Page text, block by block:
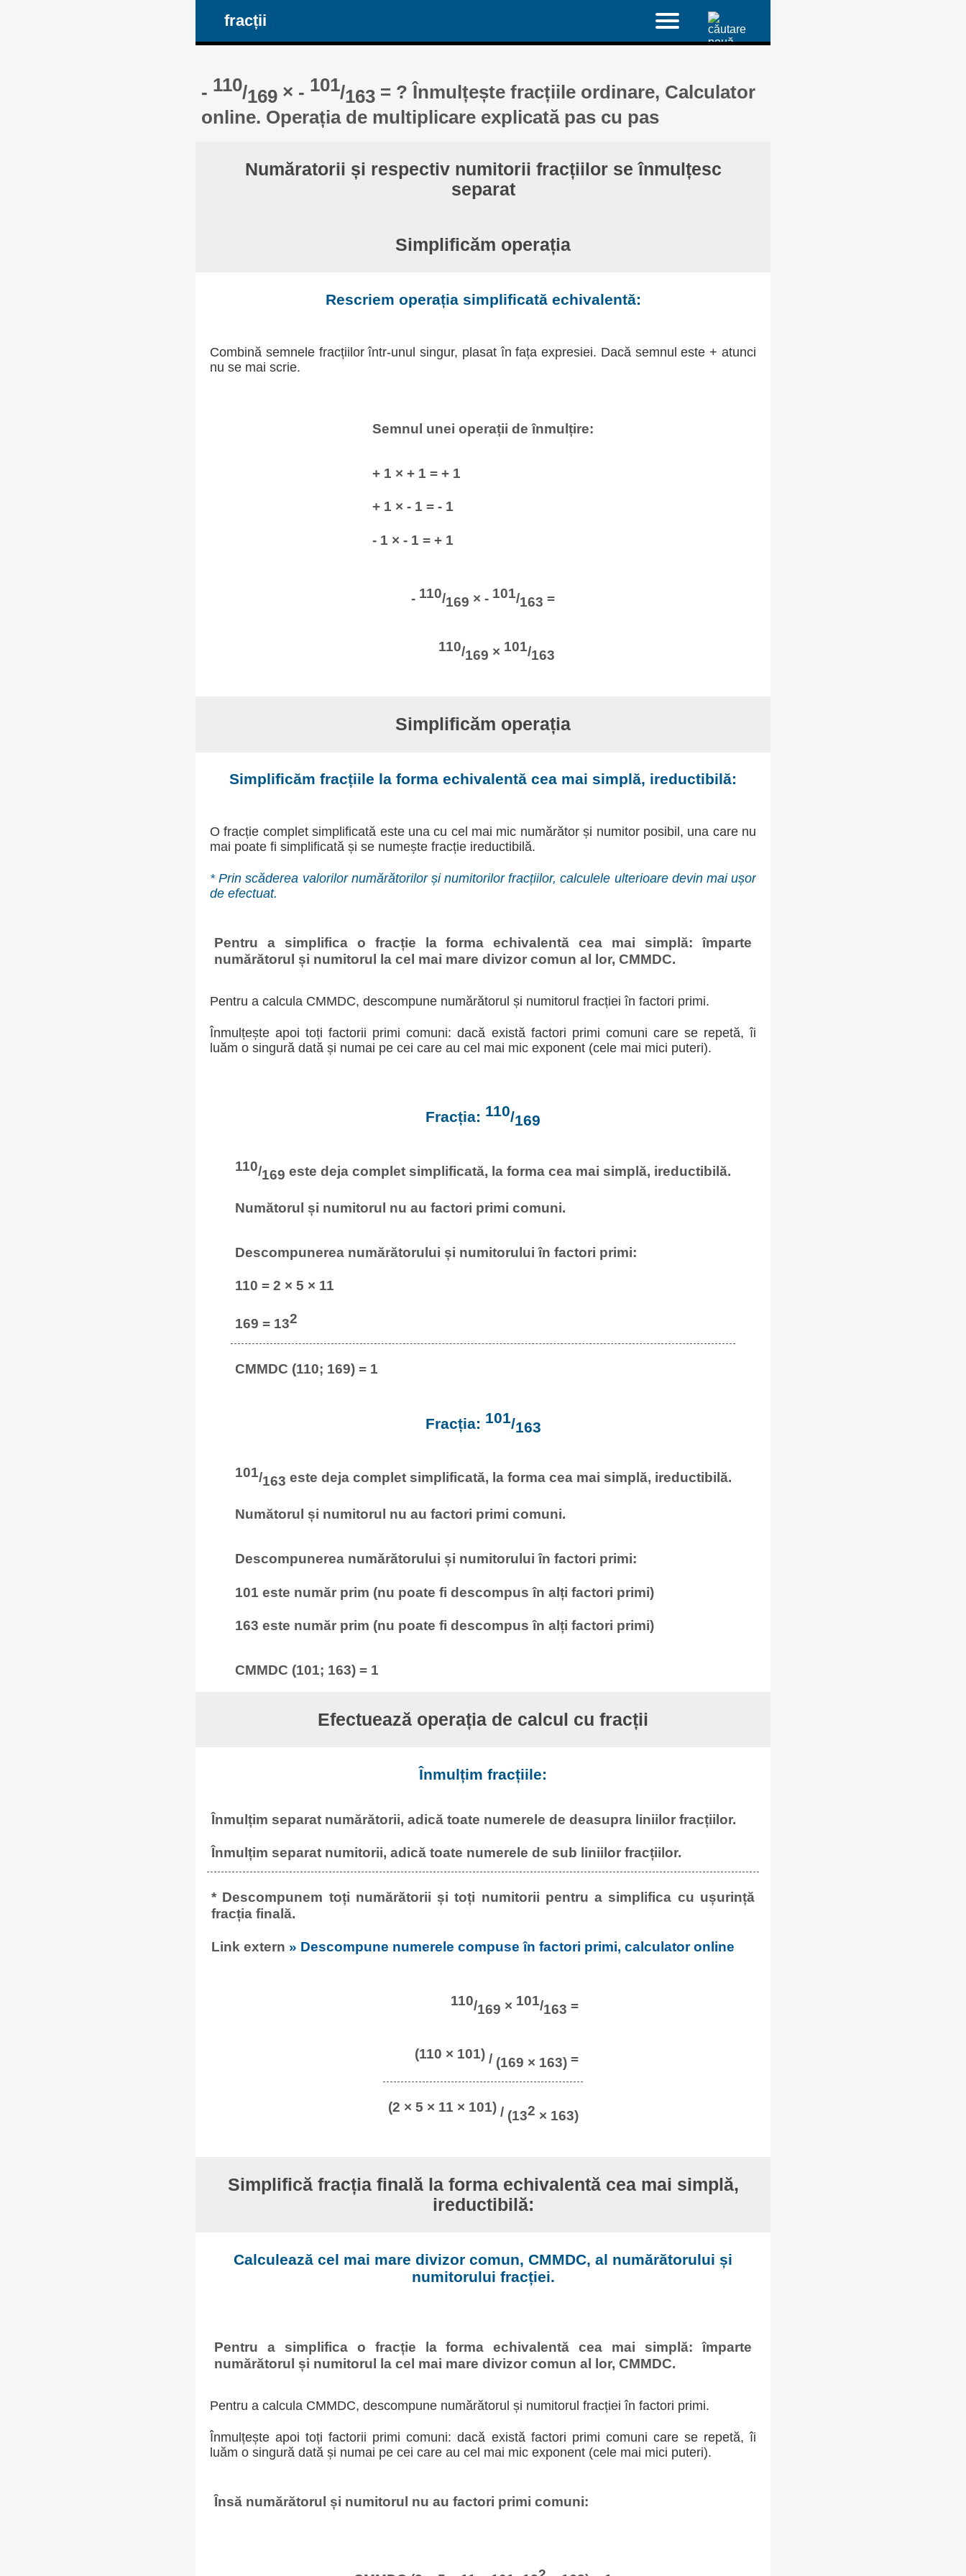
fracții
- 110/169 × - 101/163 = ? Înmulțește fracțiile ordinare, Calculator
online. Operația de multiplicare explicată pas cu pas
Număratorii și respectiv numitorii fracțiilor se înmulțesc
separat
Simplificăm operația
Rescriem operația simplificată echivalentă:
Combină semnele fracțiilor într-unul singur, plasat în fața expresiei. Dacă semnul este + atunci
nu se mai scrie.
Semnul unei operații de înmulțire:
+ 1 × + 1 = + 1
+ 1 × - 1 = - 1
- 1 × - 1 = + 1
- 110/169 × - 101/163 =
110/169 × 101/163
Simplificăm operația
Simplificăm fracțiile la forma echivalentă cea mai simplă, ireductibilă:
O fracție complet simplificată este una cu cel mai mic numărător și numitor posibil, una care nu
mai poate fi simplificată și se numește fracție ireductibilă.
* Prin scăderea valorilor numărătorilor și numitorilor fracțiilor, calculele ulterioare devin mai ușor
de efectuat.
Pentru a simplifica o fracție la forma echivalentă cea mai simplă: împarte
numărătorul și numitorul la cel mai mare divizor comun al lor, CMMDC.
Pentru a calcula CMMDC, descompune numărătorul și numitorul fracției în factori primi.
Înmulțește apoi toți factorii primi comuni: dacă există factori primi comuni care se repetă, îi
luăm o singură dată și numai pe cei care au cel mai mic exponent (cele mai mici puteri).
Fracția: 110/169
110/169 este deja complet simplificată, la forma cea mai simplă, ireductibilă.
Numătorul și numitorul nu au factori primi comuni.
Descompunerea numărătorului și numitorului în factori primi:
110 = 2 × 5 × 11
169 = 132
CMMDC (110; 169) = 1
Fracția: 101/163
101/163 este deja complet simplificată, la forma cea mai simplă, ireductibilă.
Numătorul și numitorul nu au factori primi comuni.
Descompunerea numărătorului și numitorului în factori primi:
101 este număr prim (nu poate fi descompus în alți factori primi)
163 este număr prim (nu poate fi descompus în alți factori primi)
CMMDC (101; 163) = 1
Efectuează operația de calcul cu fracții
Înmulțim fracțiile:
Înmulțim separat numărătorii, adică toate numerele de deasupra liniilor fracțiilor.
Înmulțim separat numitorii, adică toate numerele de sub liniilor fracțiilor.
* Descompunem toți numărătorii și toți numitorii pentru a simplifica cu ușurință
fracția finală.
Link extern » Descompune numerele compuse în factori primi, calculator online
110/169 × 101/163 =
(110 × 101)/ (169 × 163)=
(2 × 5 × 11 × 101)/ (132 × 163)
Simplifică fracția finală la forma echivalentă cea mai simplă,
ireductibilă:
Calculează cel mai mare divizor comun, CMMDC, al numărătorului și
numitorului fracției.
Pentru a simplifica o fracție la forma echivalentă cea mai simplă: împarte
numărătorul și numitorul la cel mai mare divizor comun al lor, CMMDC.
Pentru a calcula CMMDC, descompune numărătorul și numitorul fracției în factori primi.
Înmulțește apoi toți factorii primi comuni: dacă există factori primi comuni care se repetă, îi
luăm o singură dată și numai pe cei care au cel mai mic exponent (cele mai mici puteri).
Însă numărătorul și numitorul nu au factori primi comuni: